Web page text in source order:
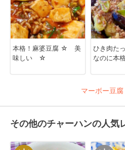
本格！麻婆豆腐 ☆ 美
味しい ☆
ひき肉た
なのに本
マーボー豆
その他のチャーハンの人気